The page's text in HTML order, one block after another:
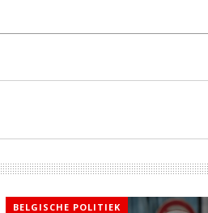
BELGISCHE POLITIEK